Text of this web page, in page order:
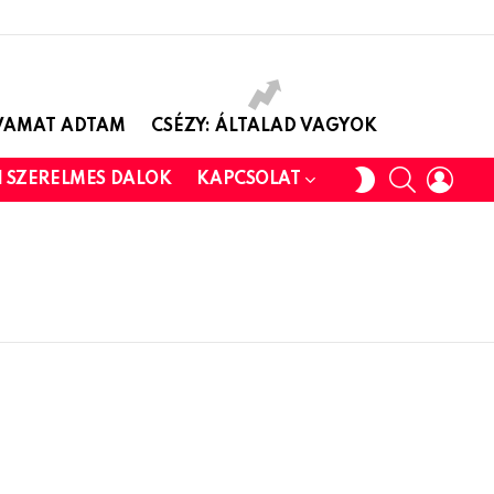
ADTAM CSÉZY: ÁLTALAD VAGYOK
SZERELMES DALOK KAPCSOLAT
SWITCH
SKIN
SEARCH